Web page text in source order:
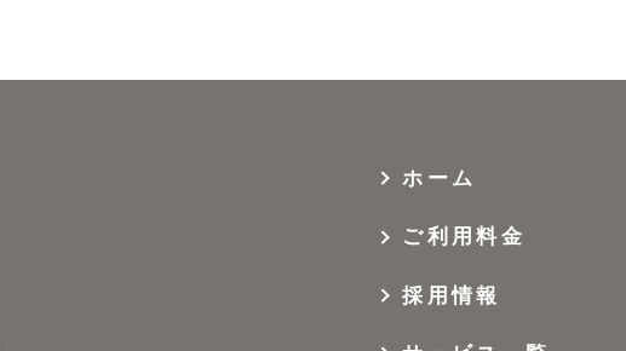
ホーム
ご利用料金
採用情報